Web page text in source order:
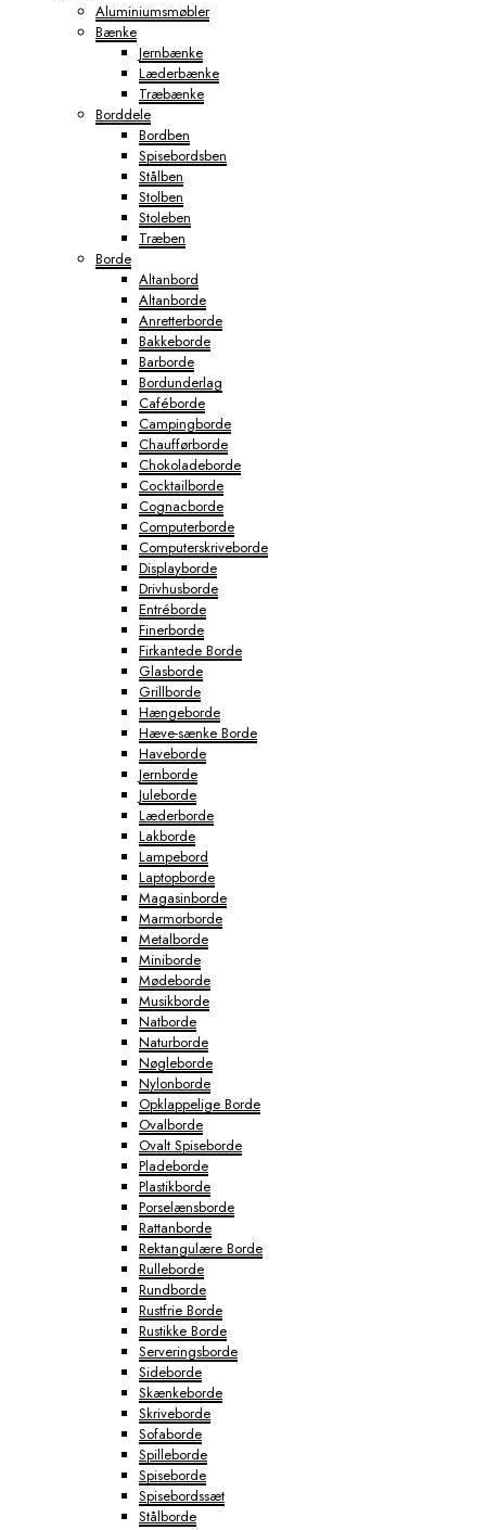
Aluminiumsmøbler
Bænke
Jernbænke
Læderbænke
Træbænke
Borddele
Bordben
Spisebordsben
Stålben
Stolben
Stoleben
Træben
Borde
Altanbord
Altanborde
Anretterborde
Bakkeborde
Barborde
Bordunderlag
Caféborde
Campingborde
Chaufførborde
Chokoladeborde
Cocktailborde
Cognacborde
Computerborde
Computerskriveborde
Displayborde
Drivhusborde
Entréborde
Finerborde
Firkantede Borde
Glasborde
Grillborde
Hængeborde
Hæve-sænke Borde
Haveborde
Jernborde
Juleborde
Læderborde
Lakborde
Lampebord
Laptopborde
Magasinborde
Marmorborde
Metalborde
Miniborde
Mødeborde
Musikborde
Natborde
Naturborde
Nøgleborde
Nylonborde
Opklappelige Borde
Ovalborde
Ovalt Spiseborde
Pladeborde
Plastikborde
Porselænsborde
Rattanborde
Rektangulære Borde
Rulleborde
Rundborde
Rustfrie Borde
Rustikke Borde
Serveringsborde
Sideborde
Skænkeborde
Skriveborde
Sofaborde
Spilleborde
Spiseborde
Spisebordssæt
Stålborde